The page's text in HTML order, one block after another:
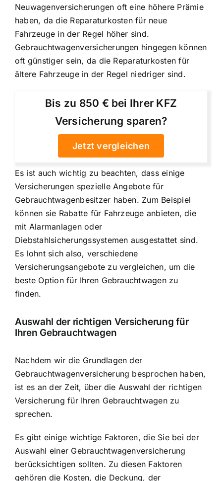
Neuwagenversicherungen oft eine höhere Prämie
haben, da die Reparaturkosten für neue
Fahrzeuge in der Regel höher sind.
Gebrauchtwagenversicherungen hingegen können
oft günstiger sein, da die Reparaturkosten für
ältere Fahrzeuge in der Regel niedriger sind.
Bis zu 850 € bei Ihrer KFZ
Versicherung sparen?
Jetzt vergleichen
Es ist auch wichtig zu beachten, dass einige
Versicherungen spezielle Angebote für
Gebrauchtwagenbesitzer haben. Zum Beispiel
können sie Rabatte für Fahrzeuge anbieten, die
mit Alarmanlagen oder
Diebstahlsicherungssystemen ausgestattet sind.
Es lohnt sich also, verschiedene
Versicherungsangebote zu vergleichen, um die
beste Option für Ihren Gebrauchtwagen zu
finden.
Auswahl der richtigen Versicherung für
Ihren Gebrauchtwagen
Nachdem wir die Grundlagen der
Gebrauchtwagenversicherung besprochen haben,
ist es an der Zeit, über die Auswahl der richtigen
Versicherung für Ihren Gebrauchtwagen zu
sprechen.
Es gibt einige wichtige Faktoren, die Sie bei der
Auswahl einer Gebrauchtwagenversicherung
berücksichtigen sollten. Zu diesen Faktoren
gehören die Kosten, die Deckung, der